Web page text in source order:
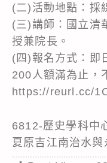
(二)活動地點：採
(三)講師：國立清
授兼院長。
(四)報名方式：即
200人額滿為止，
https://reurl.cc/
6812-歷史學科中
夏原吉江南治水